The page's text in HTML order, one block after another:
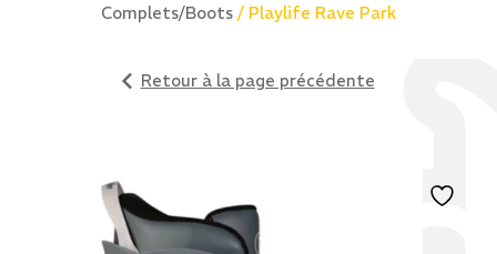
Complets/Boots / Playlife Rave Park
Retour à la page précédente